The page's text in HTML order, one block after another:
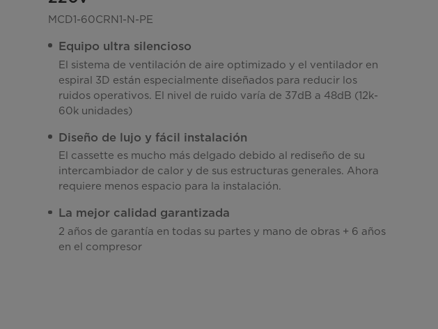
MCD1-60CRN1-N-PE
Equipo ultra silencioso
El sistema de ventilación de aire optimizado y el ventilador en
espiral 3D están especialmente diseñados para reducir los
ruidos operativos. El nivel de ruido varía de 37dB a 48dB (12k-
60k unidades)
Diseño de lujo y fácil instalación
El cassette es mucho más delgado debido al rediseño de su
intercambiador de calor y de sus estructuras generales. Ahora
requiere menos espacio para la instalación.
La mejor calidad garantizada
2 años de garantía en todas su partes y mano de obras + 6 años
en el compresor